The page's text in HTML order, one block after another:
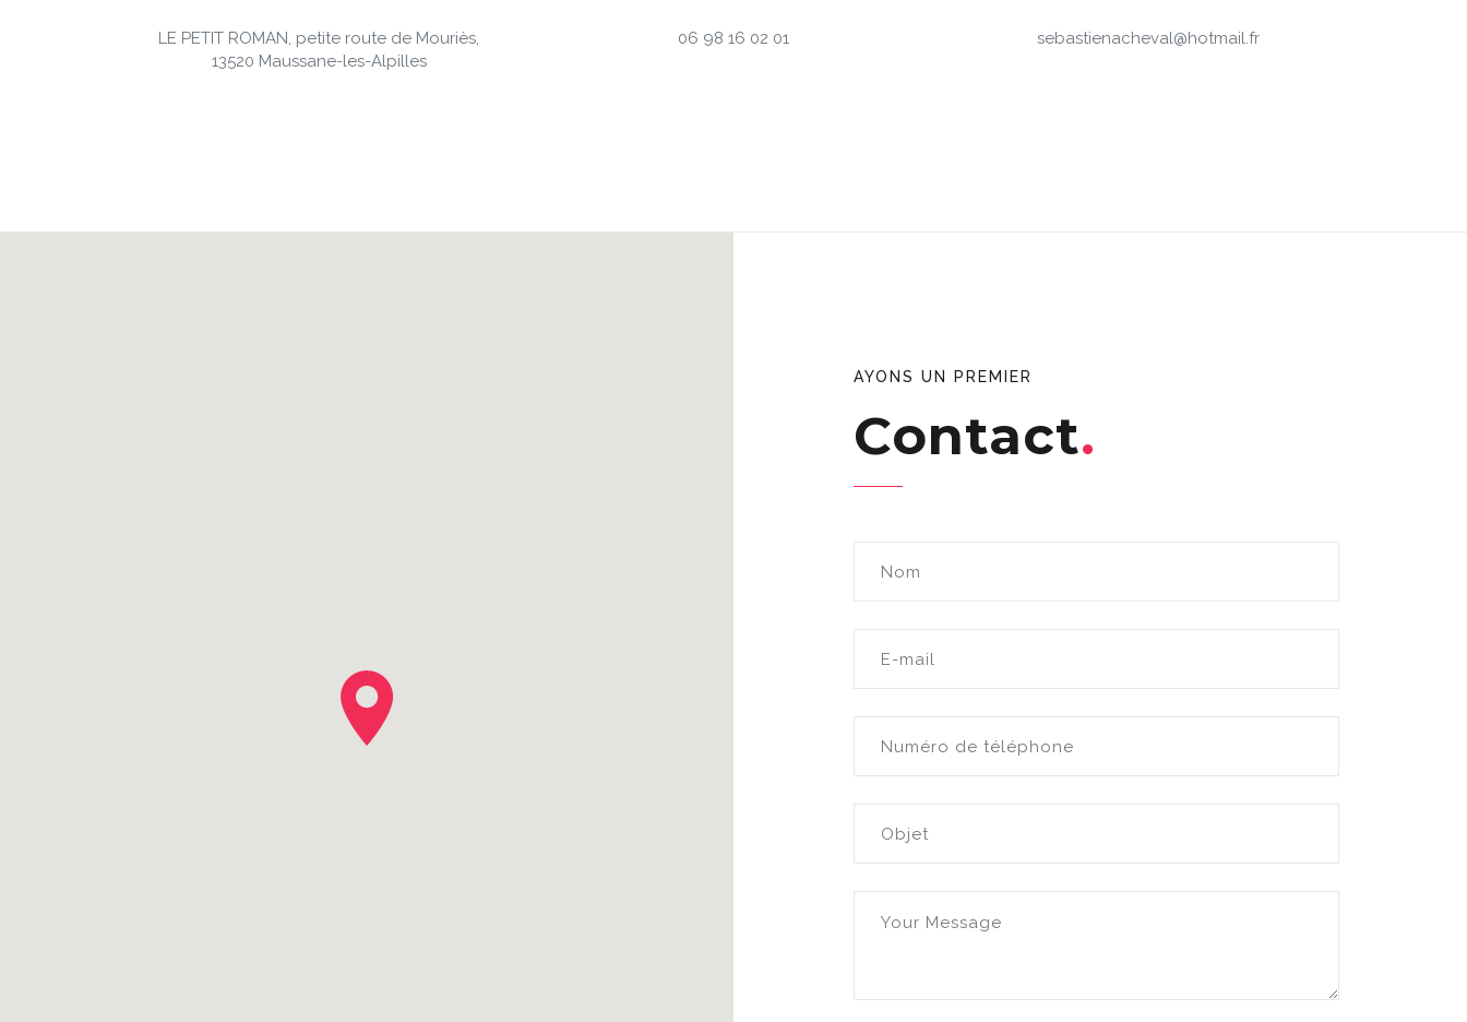
LE PETIT ROMAN, petite route de Mouriès,
13520 Maussane-les-Alpilles
06 98 16 02 01 sebastienacheval@hotmail.fr
AYONS UN PREMIER
Contact